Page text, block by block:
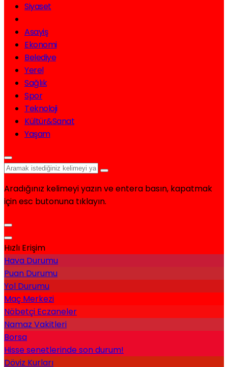
Siyaset
Asayiş
Ekonomi
Belediye
Yerel
Sağlık
Spor
Teknoloji
Kültür&Sanat
Yaşam
Aradığınız kelimeyi yazın ve entera basın, kapatmak
için esc butonuna tıklayın.
Hızlı Erişim
Hava Durumu
Puan Durumu
Yol Durumu
Maç Merkezi
Nöbetçi Eczaneler
Namaz Vakitleri
Borsa
Hisse senetlerinde son durum!
Döviz Kurları